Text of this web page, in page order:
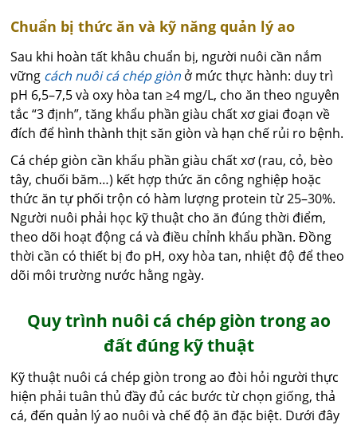
Chuẩn bị thức ăn và kỹ năng quản lý ao
Sau khi hoàn tất khâu chuẩn bị, người nuôi cần nắm
vững cách nuôi cá chép giòn ở mức thực hành: duy trì
pH 6,5–7,5 và oxy hòa tan ≥4 mg/L, cho ăn theo nguyên
tắc “3 định”, tăng khẩu phần giàu chất xơ giai đoạn về
đích để hình thành thịt săn giòn và hạn chế rủi ro bệnh.
Cá chép giòn cần khẩu phần giàu chất xơ (rau, cỏ, bèo
tây, chuối băm…) kết hợp thức ăn công nghiệp hoặc
thức ăn tự phối trộn có hàm lượng protein từ 25–30%.
Người nuôi phải học kỹ thuật cho ăn đúng thời điểm,
theo dõi hoạt động cá và điều chỉnh khẩu phần. Đồng
thời cần có thiết bị đo pH, oxy hòa tan, nhiệt độ để theo
dõi môi trường nước hằng ngày.
Quy trình nuôi cá chép giòn trong ao
đất đúng kỹ thuật
Kỹ thuật nuôi cá chép giòn trong ao đòi hỏi người thực
hiện phải tuân thủ đầy đủ các bước từ chọn giống, thả
cá, đến quản lý ao nuôi và chế độ ăn đặc biệt. Dưới đây